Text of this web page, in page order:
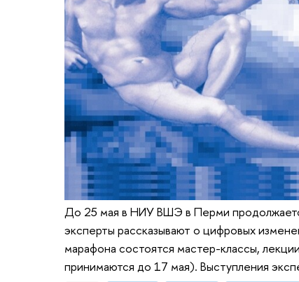
До 25 мая в НИУ ВШЭ в Перми
эксперты рассказывают о цифровых
марафона состоятся мастер-классы,
принимаются до 17 мая). Выступления